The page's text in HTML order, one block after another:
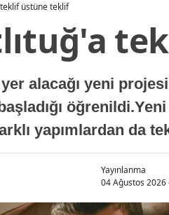
teklif üstüne teklif
alacağı yeni
yapımlardan da
Yayınlanma
04 Ağustos 2026